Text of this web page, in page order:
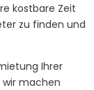
kostbare Zeit
zu finden und
Ihrer
machen